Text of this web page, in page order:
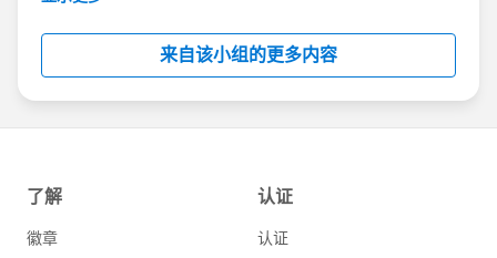
Account Engagement(旧Pardot)に関する総合コミ
ュニティとしてお役立てください！
https://www.salesforce.com/jp/products/pardot
/overview
このグループは株式会社セールスフォース・ジャパ
「Trailblazer Community オンライン行動規範」に
来自该小组的更多内容